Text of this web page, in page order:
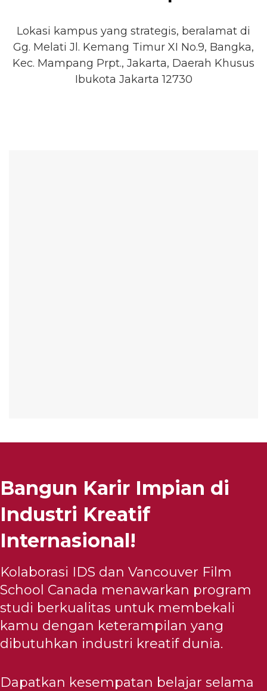
Lokasi kampus yang strategis, beralamat di
Gg. Melati Jl. Kemang Timur XI No.9, Bangka,
Kec. Mampang Prpt., Jakarta, Daerah Khusus
Ibukota Jakarta 12730
Bangun Karir Impian di
Industri Kreatif
Internasional!
Kolaborasi IDS dan Vancouver Film
School Canada menawarkan program
studi berkualitas untuk membekali
kamu dengan keterampilan yang
dibutuhkan industri kreatif dunia.
Dapatkan kesempatan belajar selama